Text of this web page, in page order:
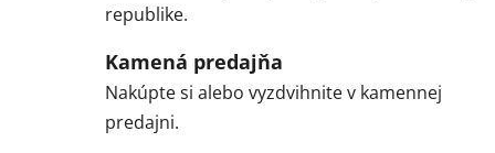
republike.
Kamená predajňa
Nakúpte si alebo vyzdvihnite v kamennej
predajni.